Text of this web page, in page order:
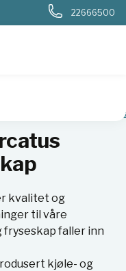
22666500
Mercatus kjøleskap og
kvalitet og
til våre
fryseskap faller inn
kjøle- og